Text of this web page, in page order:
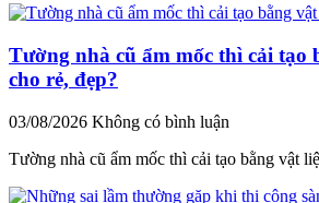
Tường nhà cũ ẩm mốc thì cải tạo
cho rẻ, đẹp?
03/08/2026 Không có bình luận
Tường nhà cũ ẩm mốc thì cải tạo bằng vật